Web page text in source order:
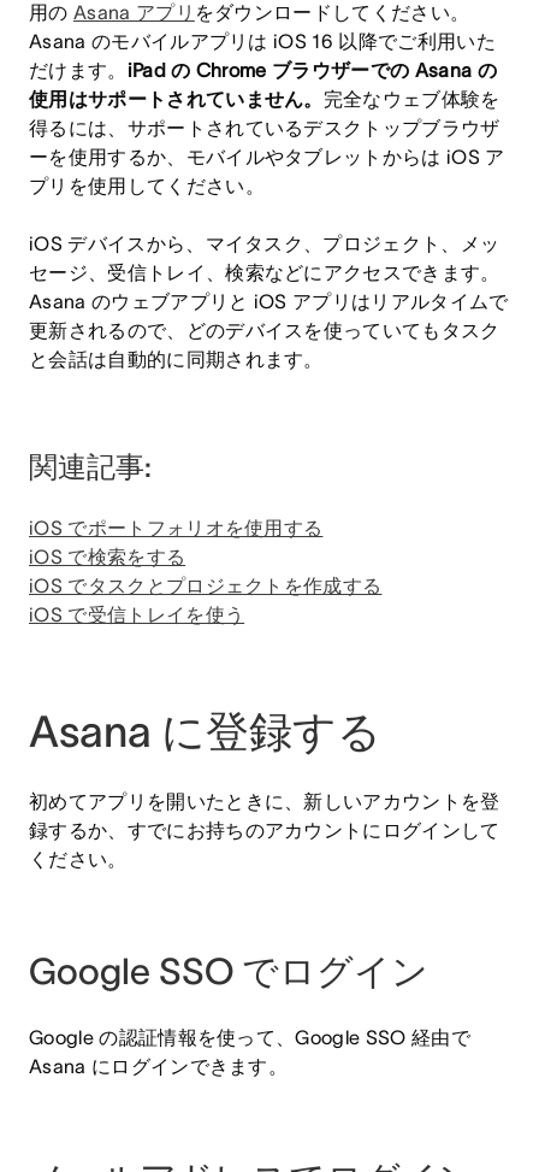
用の Asana アプリ をダウンロードしてください。
Asana のモバイルアプリは iOS 16 以降でご利用いた
だけます。 iPad の Chrome ブラウザーでの Asana の
使用はサポートされていません。 完全なウェブ体験を
得るには、サポートされているデスクトップブラウザ
ーを使用するか、モバイルやタブレットからは iOS ア
プリを使用してください。
iOS デバイスから、マイタスク、プロジェクト、メッ
セージ、受信トレイ、検索などにアクセスできます。
Asana のウェブアプリと iOS アプリはリアルタイムで
更新されるので、どのデバイスを使っていてもタスク
と会話は自動的に同期されます。
関連記事:
iOS でポートフォリオを使用する
iOS で検索をする
iOS でタスクとプロジェクトを作成する
iOS で受信トレイを使う
Asana に登録する
初めてアプリを開いたときに、新しいアカウントを登
録するか、すでにお持ちのアカウントにログインして
ください。
Google SSO でログイン
Google の認証情報を使って、Google SSO 経由で
Asana にログインできます。